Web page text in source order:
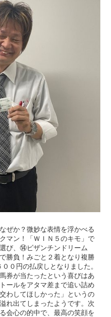
ぜか？微妙な表情を浮かべる
マン！「ＷＩＮ５のキモ」で
び、⑭ビザンチンドリーム
勝負！みごと２着となり複勝
０円の払戻しとなりました。
券が当たったという喜びはあ
ールをアタマ差まで追い詰め
わしてほしかった」というの
れ出てしまったようです。次
会心の的中で、最高の笑顔を